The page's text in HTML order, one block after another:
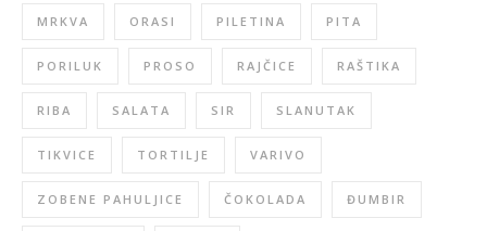
MRKVA ORASI PILETINA PITA
PORILUK PROSO RAJČICE RAŠTIKA
RIBA SALATA SIR SLANUTAK
TIKVICE TORTILJE VARIVO
ZOBENE PAHULJICE ČOKOLADA ĐUMBIR